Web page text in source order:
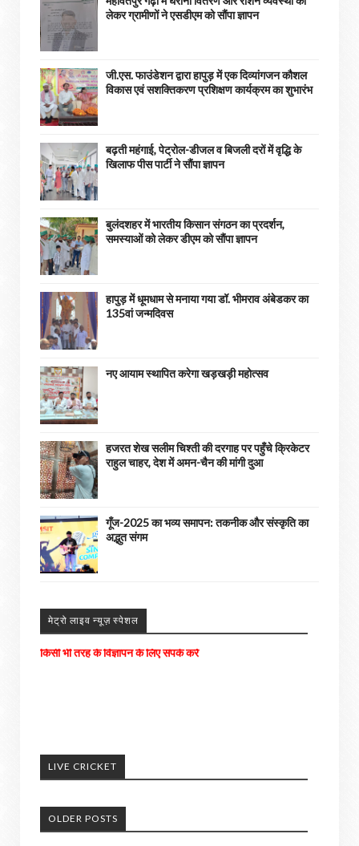
लेकर ग्रामीणों ने एसडीएम को सौंपा ज्ञापन
जी.एस. फाउंडेशन द्वारा हापुड़ में एक दिव्यांगजन कौशल
विकास एवं सशक्तिकरण प्रशिक्षण कार्यक्रम का शुभारंभ
बढ़ती महंगाई, पेट्रोल-डीजल व बिजली दरों में वृद्धि के
खिलाफ पीस पार्टी ने सौंपा ज्ञापन
बुलंदशहर में भारतीय किसान संगठन का प्रदर्शन,
समस्याओं को लेकर डीएम को सौंपा ज्ञापन
हापुड़ में धूमधाम से मनाया गया डॉ. भीमराव अंबेडकर का
135वां जन्मदिवस
नए आयाम स्थापित करेगा खड़खड़ी महोत्सव
हजरत शेख सलीम चिश्ती की दरगाह पर पहुँचे क्रिकेटर
राहुल चाहर, देश में अमन-चैन की मांगी दुआ
गूँज-2025 का भव्य समापन: तकनीक और संस्कृति का
अद्भुत संगम
मेट्रो लाइव न्यूज़ स्पेशल
किसी भी तरह के विज्ञापन के लिए संपर्क करे
LIVE CRICKET
OLDER POSTS